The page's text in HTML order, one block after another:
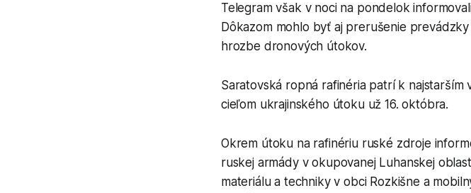
Telegram však v noci na pondelok
Dôkazom mohlo byť aj prerušenie
hrozbe dronových útokov.
Saratovská ropná rafinéria patrí k
cieľom ukrajinského útoku už 16. októbra.
Okrem útoku na rafinériu ruské zdroje
ruskej armády v okupovanej Luhanskej
materiálu a techniky v obci Rozkišne a